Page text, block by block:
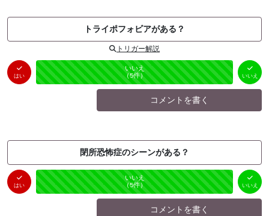
トライポフォビアがある？
トリガー解説
はい
はい
（0件）
未投票
いいえ
（5件） いいえ
コメントを書く
閉所恐怖症のシーンがある？
はい
はい
（0件）
未投票
いいえ
（5件） いいえ
コメントを書く